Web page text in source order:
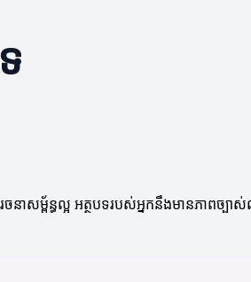
ាសម្ព័ន្ធល្អ អត្ថបទរបស់អ្នកនឹងមានភាពច្